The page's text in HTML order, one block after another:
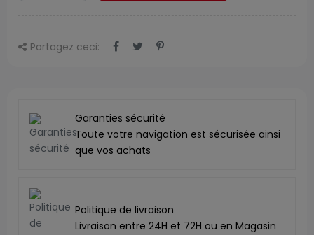
Partagez ceci:
Garanties sécurité
Toute votre navigation est sécurisée ainsi
que vos achats
Politique de livraison
Livraison entre 24H et 72H ou en Magasin